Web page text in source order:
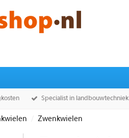
Specialist in landbouwtechniek
Zwenkwielen